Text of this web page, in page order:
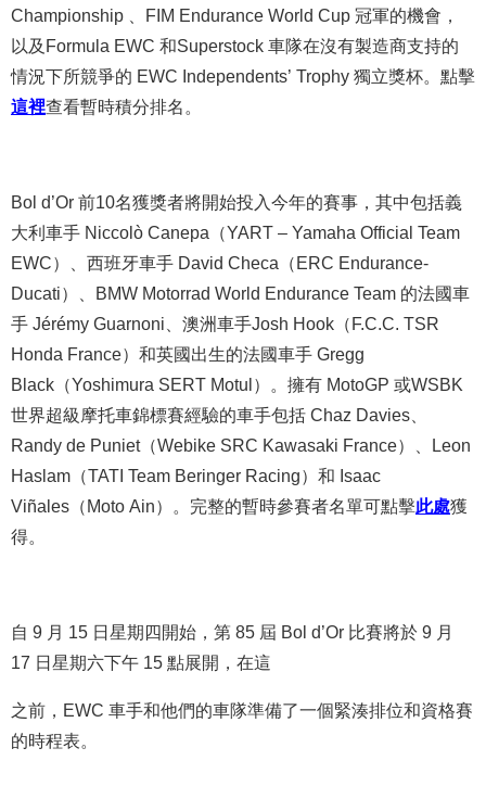
Championship
FIM Endurance World Cup 冠軍的機會
以及Formula EWC 和Superstock 車隊在沒有製造商支持的
情況下所競爭的 EWC Independents’ Trophy 獨立獎杯。點擊
這裡查看暫時積分排名。
Bol d’Or 前10名獲獎者將開始投入今年的賽事，其中包括義
大利車手 Niccolò Canepa（YART – Yamaha Official Team
EWC）、西班牙車手 David Checa（ERC Endurance-
Ducati）、BMW Motorrad World Endurance Team 的法國車
手 Jérémy Guarnoni、澳洲車手Josh Hook（F.C.C. TSR
Honda France）和英國出生的法國車手 Gregg
Black（Yoshimura SERT Motul）。擁有 MotoGP 或WSBK
世界超級摩托車錦標賽經驗的車手包括 Chaz Davies、
Randy de Puniet（Webike SRC Kawasaki France）、Leon
Haslam（TATI Team Beringer Racing）和 Isaac
Viñales（Moto Ain）。完整的暫時參賽者名單可點擊此處獲
得。
自 9 月 15 日星期四開始，第 85 屆 Bol d’Or 比賽將於 9 月
17 日星期六下午 15 點展開，在這
之前，EWC 車手和他們的車隊準備了一個緊湊排位和資格賽
的時程表。